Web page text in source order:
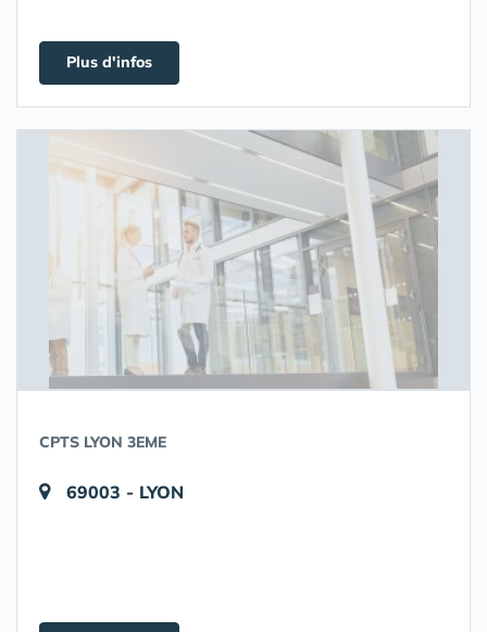
Plus d'infos
CPTS LYON 3EME
69003 - LYON